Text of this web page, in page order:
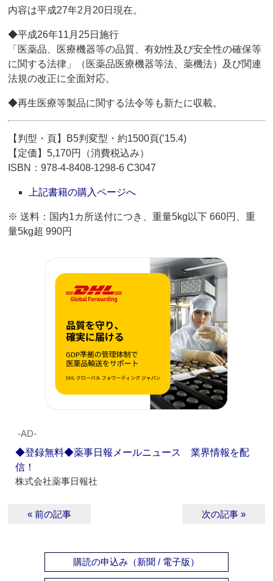
内容は平成27年2月20日現在。
◆平成26年11月25日施行
「医薬品、医療機器等の品質、有効性及び安全性の確保等
に関する法律」（医薬品医療機器等法、薬機法）及び関連
法規の改正に全面対応。
◆再生医療等製品に関する法令等も新たに収載。
【判型・頁】B5判変型・約1500頁(’15.4)
【定価】5,170円（消費税込み）
ISBN：978-4-8408-1298-6 C3047
上記書籍の購入ページへ
※ 送料：国内1カ所送付につき、重量5kg以下 660円、重
量5kg超 990円
‐AD‐
◆登録無料◆薬事日報メールニュース 業界情報を配
信！
株式会社薬事日報社
« 前の記事 次の記事 »
購読の申込み（新聞 / 電子版）